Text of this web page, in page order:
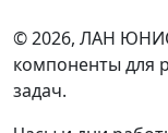
© 2026, ЛАН
компоненты для
задач.